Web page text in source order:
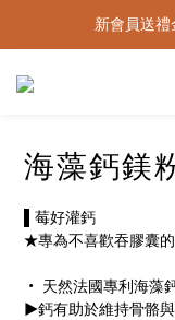
新會員送
海藻鈣鎂
▌莓好灌鈣
★專為不喜歡吞膠囊
• 天然法國專利海藻
▶鈣有助於維持骨骼